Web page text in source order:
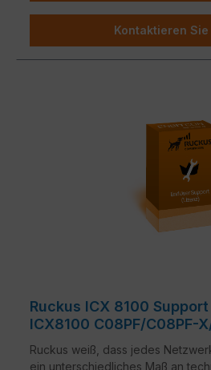
Kundenbedürfnisse
zur Verfügung.Kontaktieren Sie
Ruckus ICX 8100
ICX8100 C08PF/C08PF-
Ruckus weiß, dass jedes
ein unterschiedliches Maß an